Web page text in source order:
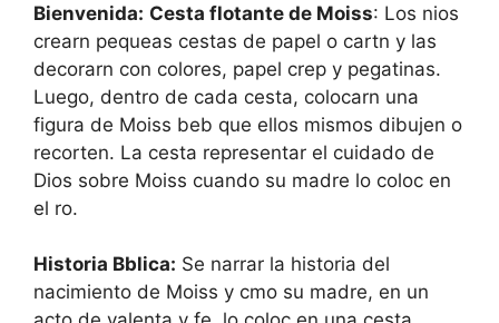
Bienvenida: Cesta flotante de Moiss: Los nios
crearn pequeas cestas de papel o cartn y las
decorarn con colores, papel crep y pegatinas.
Luego, dentro de cada cesta, colocarn una
figura de Moiss beb que ellos mismos dibujen o
recorten. La cesta representar el cuidado de
Dios sobre Moiss cuando su madre lo coloc en
el ro.
Historia Bblica: Se narrar la historia del
nacimiento de Moiss y cmo su madre, en un